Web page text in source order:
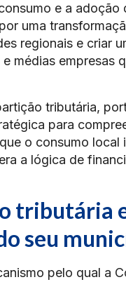
e a adoção
uma
regionais e criar
médias empresas
tributária,
para
o consumo
a lógica de
tributária
seu
pelo qual a